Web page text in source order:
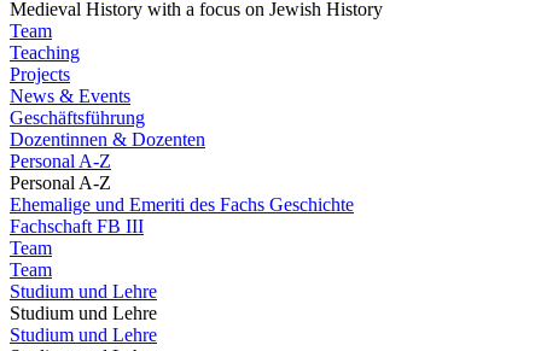
Medieval History with a focus on Jewish History
Team
Teaching
Projects
News & Events
Geschäftsführung
Dozentinnen & Dozenten
Personal A-Z
Personal A-Z
Ehemalige und Emeriti des Fachs Geschichte
Fachschaft FB III
Team
Team
Studium und Lehre
Studium und Lehre
Studium und Lehre